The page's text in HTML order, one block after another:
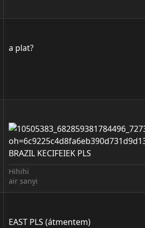
a plat?
BRAZIL KECIFEIEK PLS
Hihihi
air sanyi
EAST PLS (átmentem)